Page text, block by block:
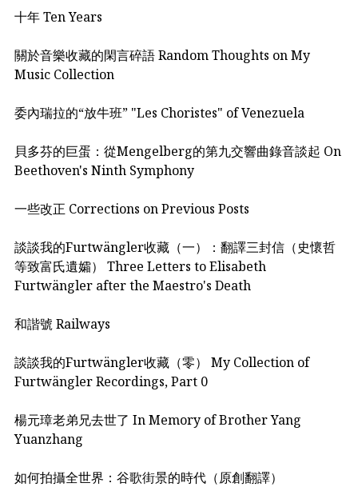
十年 Ten Years
關於音樂收藏的閑言碎語 Random Thoughts on My
Music Collection
委內瑞拉的“放牛班” "Les Choristes" of Venezuela
貝多芬的巨蛋：從Mengelberg的第九交響曲錄音談起 On
Beethoven's Ninth Symphony
一些改正 Corrections on Previous Posts
談談我的Furtwängler收藏（一）：翻譯三封信（史懷哲
等致富氏遺孀） Three Letters to Elisabeth
Furtwängler after the Maestro's Death
和諧號 Railways
談談我的Furtwängler收藏（零） My Collection of
Furtwängler Recordings, Part 0
楊元璋老弟兄去世了 In Memory of Brother Yang
Yuanzhang
如何拍攝全世界：谷歌街景的時代（原創翻譯）